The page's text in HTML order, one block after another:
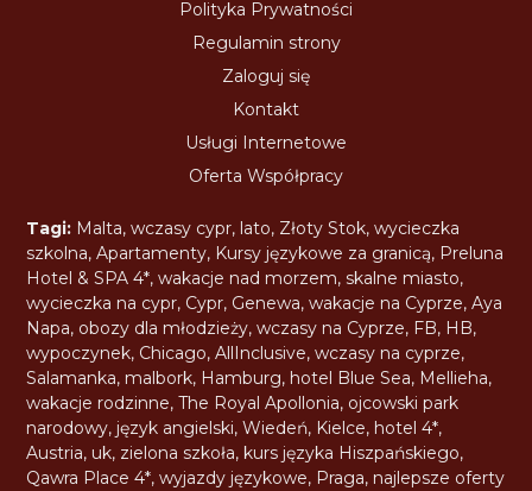
Polityka Prywatności
Regulamin strony
Zaloguj się
Kontakt
Usługi Internetowe
Oferta Współpracy
Tagi: Malta,wczasy cypr, lato, Złoty Stok,wycieczka
szkolna,Apartamenty, Kursy językowe za granicą, Preluna
Hotel & SPA 4*,wakacje nad morzem,skalne miasto,
wycieczka na cypr, Cypr, Genewa,wakacje na Cyprze,Aya
Napa, obozy dla młodzieży,wczasy na Cyprze, FB, HB,
wypoczynek, Chicago,AllInclusive,wczasy na cyprze,
Salamanka, malbork, Hamburg, hotel Blue Sea, Mellieha,
wakacje rodzinne,The Royal Apollonia, ojcowski park
narodowy, język angielski,Wiedeń, Kielce, hotel 4*,
Austria, uk, zielona szkoła, kurs języka Hiszpańskiego,
Qawra Place 4*,wyjazdy językowe, Praga, najlepsze oferty